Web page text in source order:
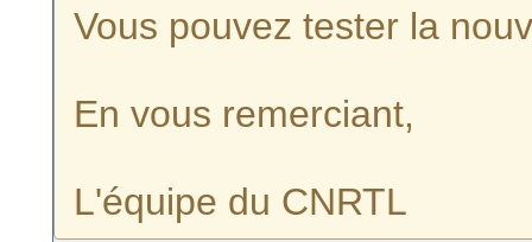
Vous pouvez tester la
En vous remerciant,
L'équipe du CNRTL